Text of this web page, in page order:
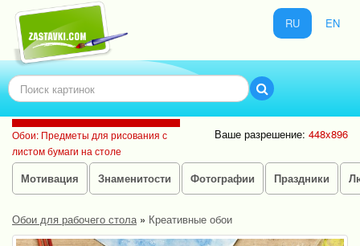
RU EN
Обои: Предметы для рисования с
листом бумаги на столе
Ваше разрешение: 448x896
Мотивация Знаменитости Фотографии Праздники
Обои для рабочего стола» Креативные обои